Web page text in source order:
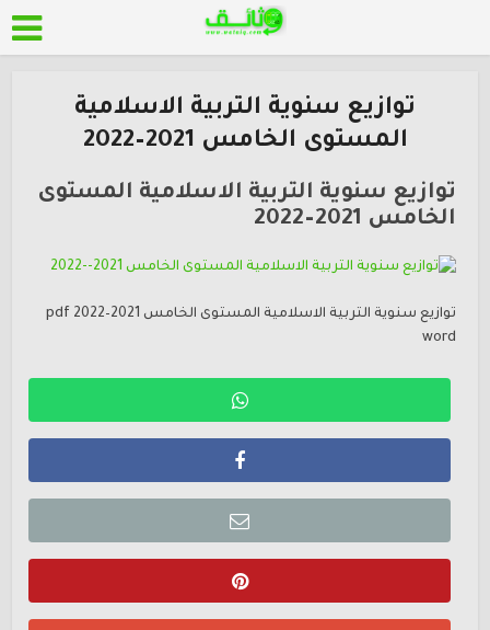
توازيع سنوية التربية الاسلامية
المستوى الخامس 2021–2022
توازيع سنوية التربية الاسلامية المستوى
الخامس 2021–2022
توازيع سنوية التربية الاسلامية المستوى الخامس 2021–2022 pdf
word